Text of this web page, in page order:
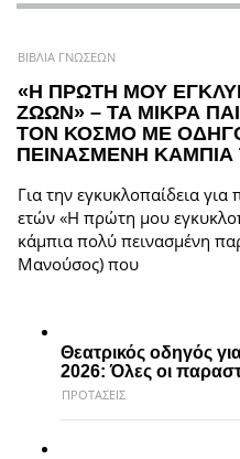
ΒΙΒΛΙΑ ΓΝΩΣΕΩΝ
«Η ΠΡΩΤΗ ΜΟΥ
ΖΩΩΝ» – ΤΑ ΜΙΚΡΑ
ΤΟΝ ΚΟΣΜΟ ΜΕ
ΠΕΙΝΑΣΜΕΝΗ ΚΑΜΠΙΑ
Για την εγκυκλοπαίδεια
ετών «Η πρώτη μου
κάμπια πολύ πεινασμένη
Μανούσος) που
Θεατρικός οδηγός
2026: Όλες οι
ΠΡΟΤΑΣΕΙΣ